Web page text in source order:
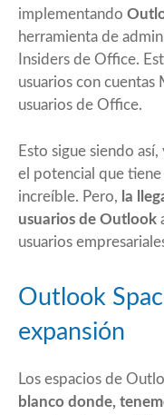
implementando
herramienta de
Insiders de Office.
usuarios con
usuarios de Office.
Esto sigue siendo
el potencial que tiene
increíble. Pero, la
usuarios de Outlook
usuarios
Outlook
expansión
Los espacios de
blanco donde,